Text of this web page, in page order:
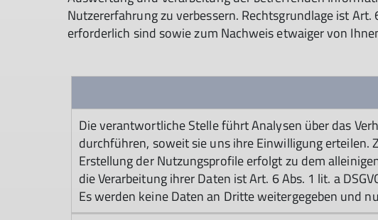
Nutzererfahrung zu verbessern. Rechtsgrundlage ist
erforderlich sind sowie zum Nachweis etwaiger von
Die verantwortliche Stelle führt Analysen über das
durchführen, soweit sie uns ihre Einwilligung
Erstellung der Nutzungsprofile erfolgt zu dem
die Verarbeitung ihrer Daten ist Art. 6 Abs. 1 lit. a
Es werden keine Daten an Dritte weitergegeben und